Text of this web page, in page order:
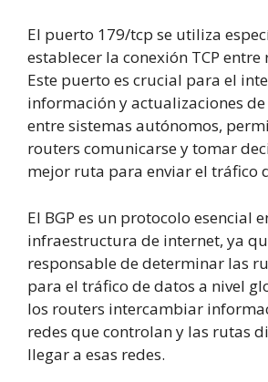
El puerto 179/tcp se utiliza
establecer la conexión TCP entre
Este puerto es crucial para el
información y actualizaciones
entre sistemas autónomos,
routers comunicarse y tomar
mejor ruta para enviar el tráfico
El BGP es un protocolo esencial
infraestructura de internet, ya
responsable de determinar las
para el tráfico de datos a nivel
los routers intercambiar
redes que controlan y las rutas
llegar a esas redes.